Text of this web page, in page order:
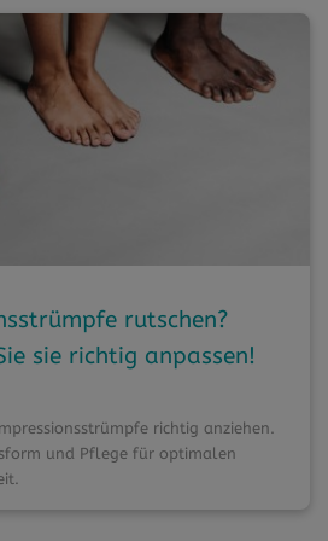
rutschen?
sie richtig anpassen!
richtig anziehen.
und Pflege für optimalen